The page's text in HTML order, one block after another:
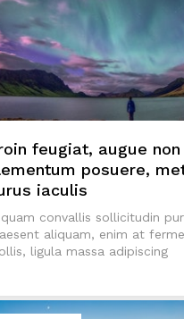
feugiat, augue non
posuere,
iaculis
convallis sollicitudin
aliquam, enim at
ligula massa adipiscing